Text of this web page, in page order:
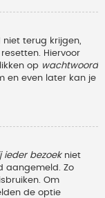
terug krijgen,
Hiervoor
op wachtwoord
en even later kan je
bezoekniet
aangemeld. Zo
Om
de optie